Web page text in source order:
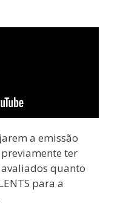
a emissão
ter
quanto
para a